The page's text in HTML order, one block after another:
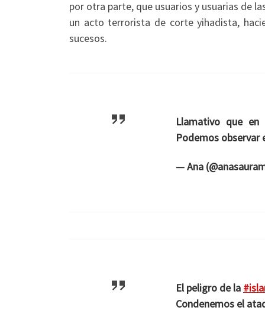
por otra parte, que usuarios y usuarias de
un acto terrorista de corte yihadista,
sucesos.
Llamativo que
Podemos observar
— Ana
El peligro de la
Condenemos el